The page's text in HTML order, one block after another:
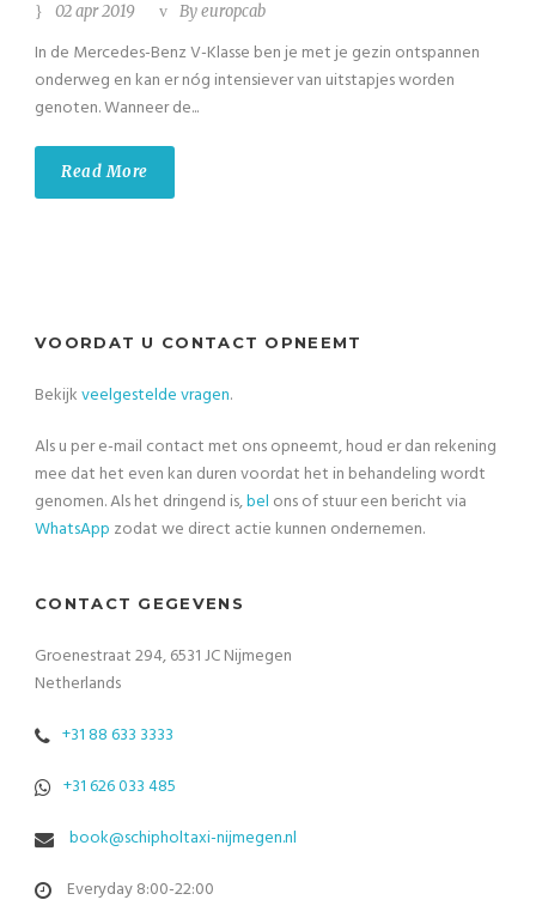
02 apr 2019 Byeuropcab
In de Mercedes-Benz V-Klasse ben je met je gezin ontspannen
onderweg en kan er nóg intensiever van uitstapjes worden
genoten. Wanneer de...
Read More
VOORDAT U CONTACT OPNEEMT
Bekijkveelgestelde vragen.
Als u per e-mail contact met ons opneemt, houd er dan rekening
mee dat het even kan duren voordat het in behandeling wordt
genomen. Als het dringend is,bel ons of stuur een bericht via
WhatsApp zodat we direct actie kunnen ondernemen.
CONTACT GEGEVENS
Groenestraat 294, 6531 JC Nijmegen
Netherlands
+31 88 633 3333
+31 626 033 485
book@schipholtaxi-nijmegen.nl
Everyday 8:00-22:00